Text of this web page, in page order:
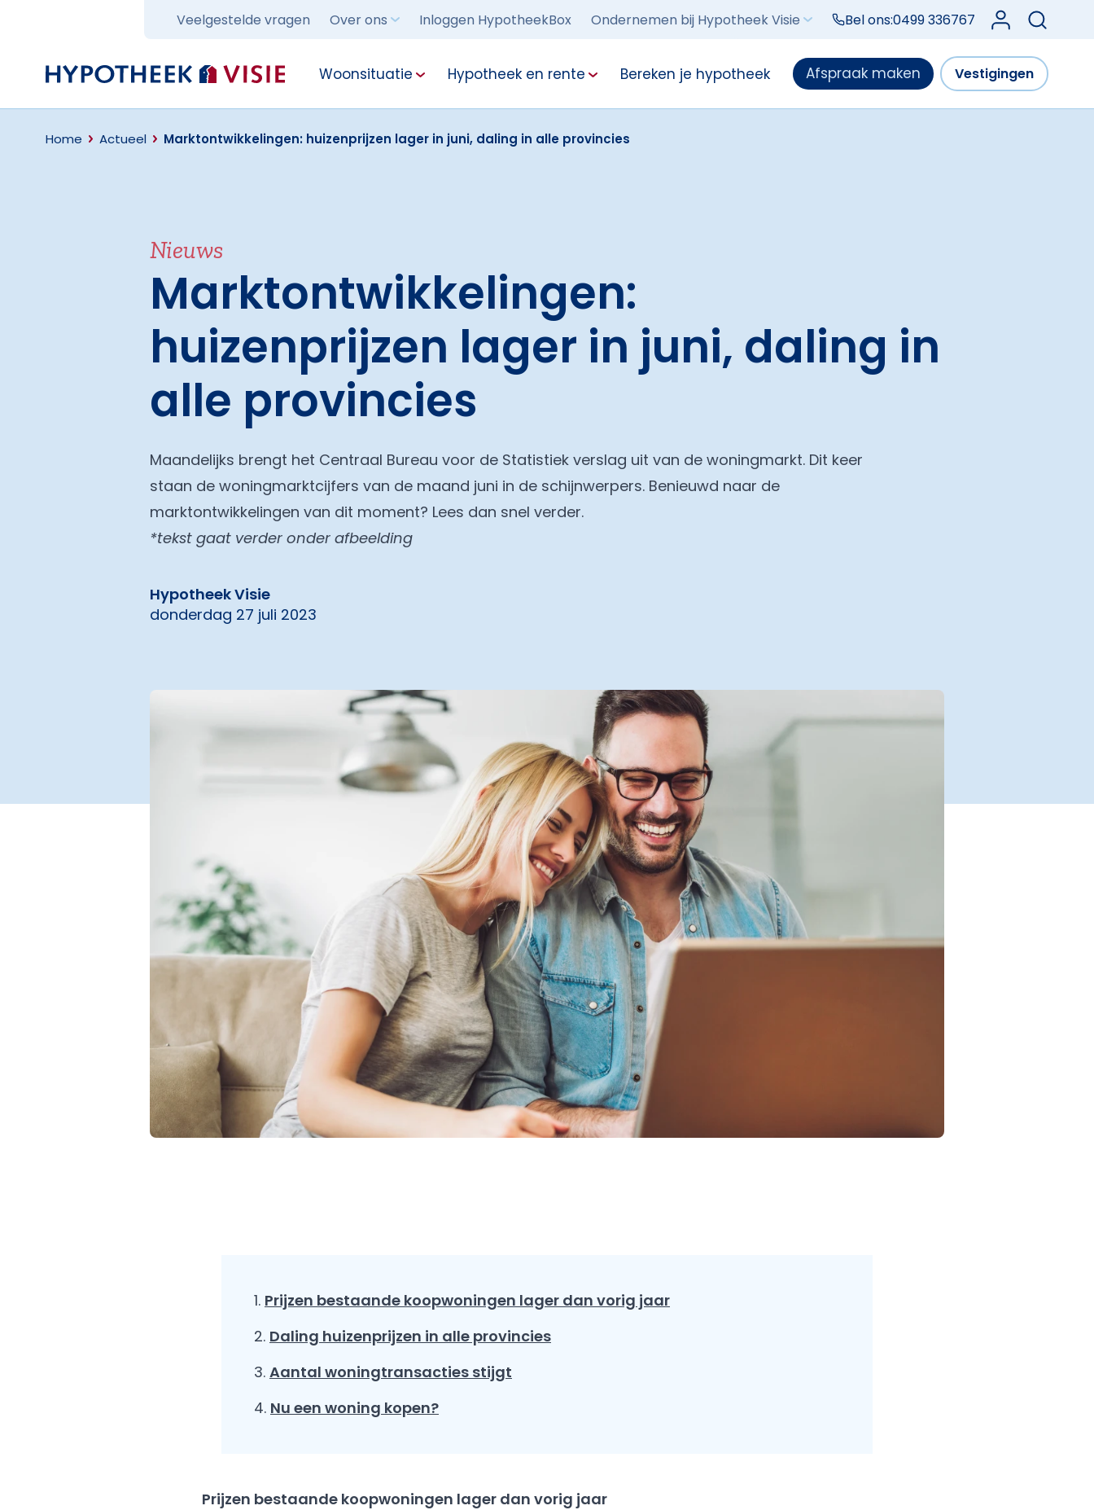
Veelgestelde vragen Over ons Inloggen HypotheekBox Ondernemen bij Hypotheek Visie Bel ons:0499 336767 Log in bij Mijn
Terug naar home Woonsituatie Hypotheek en rente Bereken je hypotheek Afspraak maken Vestigingen
Home Actueel Marktontwikkelingen: huizenprijzen lager in juni, daling in alle provincies
Nieuws
Marktontwikkelingen:
huizenprijzen lager in juni, daling in
alle provincies
Maandelijks brengt het Centraal Bureau voor de Statistiek verslag uit van de woningmarkt. Dit keer
staan de woningmarktcijfers van de maand juni in de schijnwerpers. Benieuwd naar de
marktontwikkelingen van dit moment? Lees dan snel verder.
*tekst gaat verder onder afbeelding
Hypotheek Visie
donderdag 27 juli 2023
Prijzen bestaande koopwoningen lager dan vorig jaar
Daling huizenprijzen in alle provincies
Aantal woningtransacties stijgt
Nu een woning kopen?
Prijzen bestaande koopwoningen lager dan vorig jaar